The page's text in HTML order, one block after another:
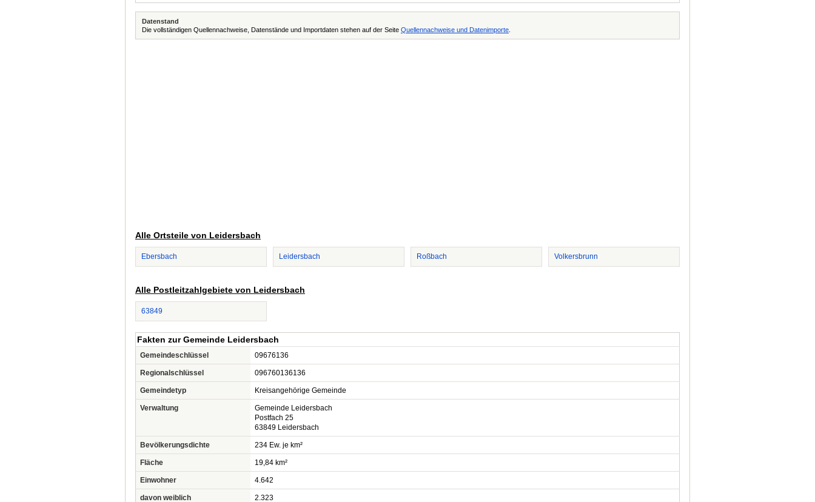
Datenstand
Die vollständigen Quellennachweise, Datenstände und Importdaten stehen auf der Seite Quellennachweise und Datenimporte
Alle Ortsteile von Leidersbach
Ebersbach Leidersbach Roßbach Volkersbrunn
Alle Postleitzahlgebiete von Leidersbach
63849
Fakten zur Gemeinde Leidersbach
Gemeindeschlüssel 09676136
Regionalschlüssel 096760136136
Gemeindetyp Kreisangehörige Gemeinde
Verwaltung
Gemeinde Leidersbach
Postfach 25
63849 Leidersbach
Bevölkerungsdichte 234 Ew. je km²
Fläche 19,84 km²
Einwohner 4.642
davon weiblich 2.323